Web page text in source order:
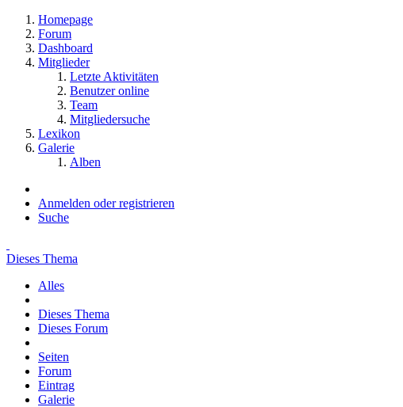
Homepage
Forum
Dashboard
Mitglieder
Letzte Aktivitäten
Benutzer online
Team
Mitgliedersuche
Lexikon
Galerie
Alben
Anmelden oder registrieren
Suche
Dieses Thema
Alles
Dieses Thema
Dieses Forum
Seiten
Forum
Eintrag
Galerie